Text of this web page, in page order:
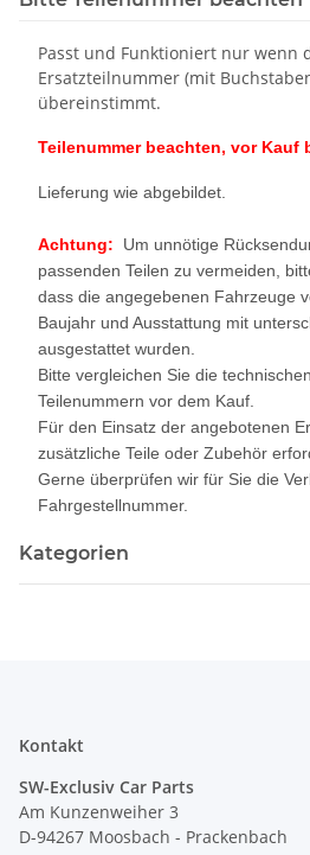
Passt und Funktioniert nur wenn
Ersatzteilnummer (mit
übereinstimmt.
Teilenummer beachten, vor Kauf
Lieferung wie abgebildet.
Achtung: Um unnötige
passenden Teilen zu vermeiden,
dass die angegebenen Fahrzeuge
Baujahr und Ausstattung mit
ausgestattet wurden.
Bitte vergleichen Sie die
Teilenummern vor dem Kauf.
Für den Einsatz der angebotenen
zusätzliche Teile oder Zubehör
Gerne überprüfen wir für Sie die
Fahrgestellnummer.
Kategorien
Kontakt
SW-Exclusiv Car Parts
Am Kunzenweiher 3
D-94267 Moosbach - Prackenbach